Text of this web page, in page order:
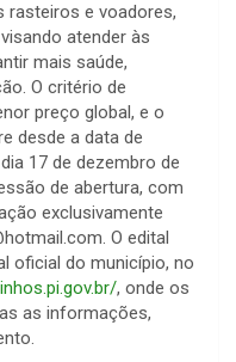
rasteiros e voadores,
atender às
mais saúde,
O critério de
preço global, e o
desde a data de
17 de dezembro de
de abertura, com
exclusivamente
. O edital
oficial do município, no
, onde os
as informações,